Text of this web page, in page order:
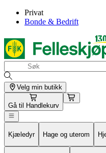
Privat
Bonde & Bedrift
Velg min butikk
Gå til Handlekurv
Kjæledyr Hage og uterom